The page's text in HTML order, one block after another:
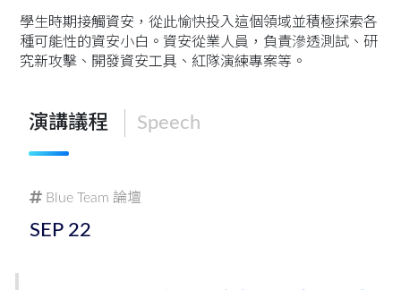
學生時期接觸資安，從此愉快投入這個領域並積極探索各
種可能性的資安小白。資安從業人員，負責滲透測試、研
究新攻擊、開發資安工具、紅隊演練專案等。
演講議程 Speech
Blue Team 論壇
SEP 22